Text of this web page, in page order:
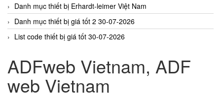
Danh mục thiết bị Erhardt-leimer Việt Nam
Danh mục thiết bị giá tốt 2 30-07-2026
List code thiết bị giá tốt 30-07-2026
ADFweb Vietnam, ADF
web Vietnam